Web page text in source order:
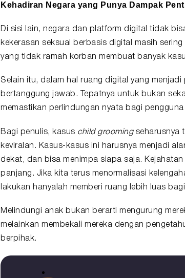
Kehadiran Negara yang Punya Dampak
Di sisi lain, negara dan platform digital tidak
kekerasan seksual berbasis digital masih
yang tidak ramah korban membuat banyak
Selain itu, dalam hal ruang digital yang
bertanggung jawab. Tepatnya untuk bukan
memastikan perlindungan nyata bagi pengguna
Bagi penulis, kasus child grooming seharusnya
keviralan. Kasus-kasus ini harusnya menjadi
dekat, dan bisa menimpa siapa saja.
panjang. Jika kita terus menormalisasi
lakukan hanyalah memberi ruang lebih luas
Melindungi anak bukan berarti mengurung
melainkan membekali mereka dengan
berpihak.